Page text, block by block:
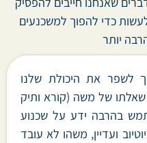
כדי להפוך למשכנעים
יותר
לשפר את היכולת שלנו
של משה (קורא ותיק
בהרבה ידע על שכנוע
ועדיין, משהו לא עובד